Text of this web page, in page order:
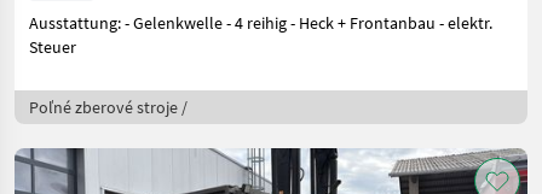
Ausstattung: - Gelenkwelle - 4 reihig - Heck + Frontanbau - elektr.
Steuer
Poľné zberové stroje /